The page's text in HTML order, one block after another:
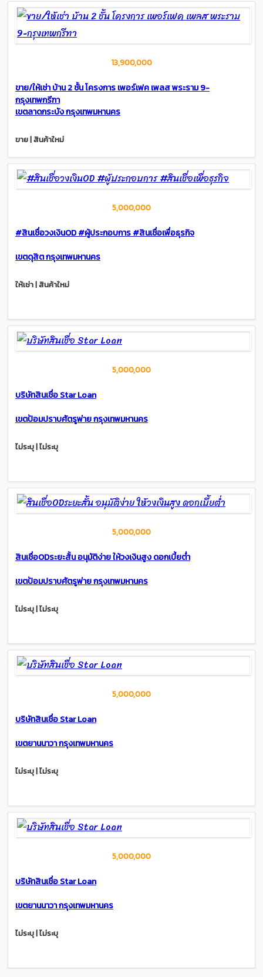
13,900,000
ขาย/ให้เช่า บ้าน 2 ชั้น โครงการ เพอร์เฟค เพลส พระราม 9-
กรุงเทพกรีฑา
เขตลาดกระบัง กรุงเทพมหานคร
ขาย | สินค้าใหม่
5,000,000
#สินเชื่อวงเงินOD #ผู้ประกอบการ #สินเชื่อเพื่อธุรกิจ
เขตดุสิต กรุงเทพมหานคร
ให้เช่า | สินค้าใหม่
5,000,000
บริษัทสินเชื่อ Star Loan
เขตป้อมปราบศัตรูพ่าย กรุงเทพมหานคร
ไม่ระบุ | ไม่ระบุ
5,000,000
สินเชื่อODระยะสั้น อนุมัติง่าย ให้วงเงินสูง ดอกเบี้ยต่ำ
เขตป้อมปราบศัตรูพ่าย กรุงเทพมหานคร
ไม่ระบุ | ไม่ระบุ
5,000,000
บริษัทสินเชื่อ Star Loan
เขตยานนาวา กรุงเทพมหานคร
ไม่ระบุ | ไม่ระบุ
5,000,000
บริษัทสินเชื่อ Star Loan
เขตยานนาวา กรุงเทพมหานคร
ไม่ระบุ | ไม่ระบุ